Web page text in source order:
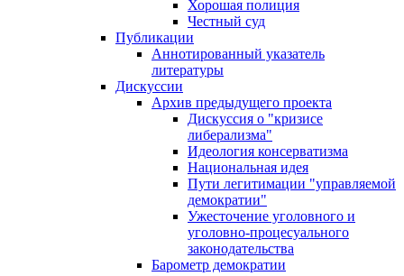
Хорошая полиция
Честный суд
Публикации
Аннотированный указатель
литературы
Дискуссии
Архив предыдущего проекта
Дискуссия о "кризисе
либерализма"
Идеология консерватизма
Национальная идея
Пути легитимации "управляемой
демократии"
Ужесточение уголовного и
уголовно-процесуального
законодательства
Барометр демократии